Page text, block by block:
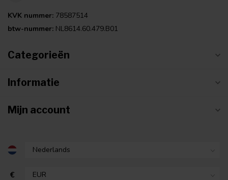
KVK nummer: 78587514
btw-nummer: NL8614.60.479.B01
Categorieën
Informatie
Mijn account
€